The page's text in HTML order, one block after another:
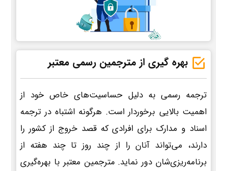
بهره گیری از مترجمین رسمی معتبر
ترجمه رسمی به دلیل حساسیت‌های خاص خود از
اهمیت بالایی برخوردار است. هرگونه اشتباه در ترجمه
اسناد و مدارک برای افرادی که قصد خروج از کشور را
دارند، می‌تواند آنان را از چند روز تا چند هفته از
برنامه‌ریزی‌شان دور نماید. مترجمین معتبر با بهره‌گیری